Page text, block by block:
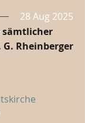
28 Aug 2025
Rheinberger